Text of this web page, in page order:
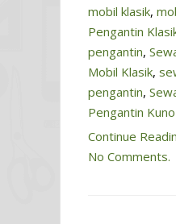
mobil klasik,
Pengantin
pengantin,
Mobil Klasik,
pengantin,
Pengantin Kuno
Continue
No Comments.